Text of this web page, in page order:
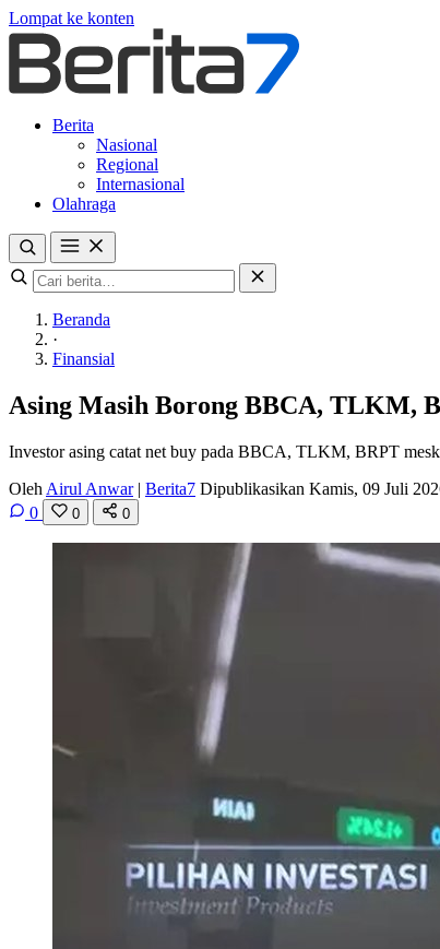
Lompat ke konten
Berita
Nasional
Regional
Internasional
Olahraga
Beranda
·
Finansial
Asing Masih Borong BBCA, TLKM,
Investor asing catat net buy pada BBCA, TLKM, BRPT
Oleh Airul Anwar | Berita7 Dipublikasikan Kamis, 09 Juli
0
0 0